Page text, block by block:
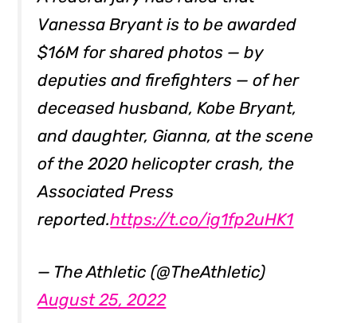
Vanessa Bryant is to be awarded
$16M for shared photos — by
deputies and firefighters — of her
deceased husband, Kobe Bryant,
and daughter, Gianna, at the scene
of the 2020 helicopter crash, the
Associated Press
reported.https://t.co/ig1fp2uHK1
— The Athletic (@TheAthletic)
August 25, 2022